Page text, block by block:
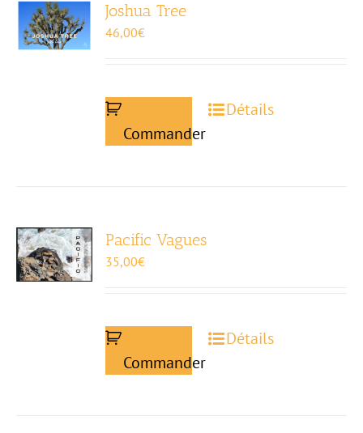
Joshua Tree
46,00€
Commander
Détails
Pacific Vagues
35,00€
Commander
Détails